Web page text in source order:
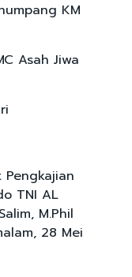
KM
Asah Jiwa
TNI AL
M.Phil
28 Mei